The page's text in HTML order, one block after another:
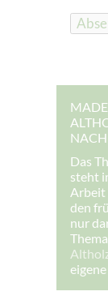
-
s
e
:
E
M
a
i
l
-
A
d
r
e
s
Das
steht
Arbeit
den
nur
Thema